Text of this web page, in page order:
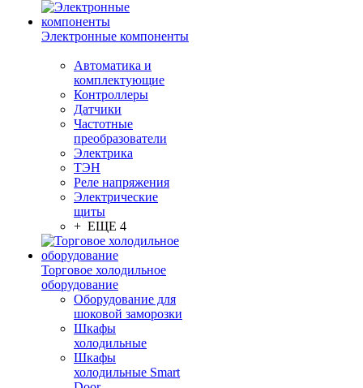
Электронные компоненты
Автоматика и
комплектующие
Контроллеры
Датчики
Частотные
преобразователи
Электрика
ТЭН
Реле напряжения
Электрические
щиты
+ ЕЩЕ 4
Торговое холодильное
оборудование
Оборудование для
шоковой заморозки
Шкафы
холодильные
Шкафы
холодильные Smart